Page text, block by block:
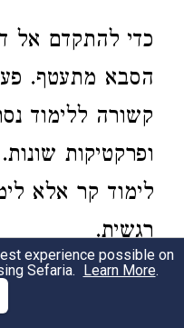
כדי להתקדם אל
הסבא מתעטף.
קשורה ללימוד
ופרקטיקות
לימוד קר אלא
רגשית.
הסבא מצטט שני
(ויקרא כ"ב יב-
experience possible on
Sefaria. Learn More.